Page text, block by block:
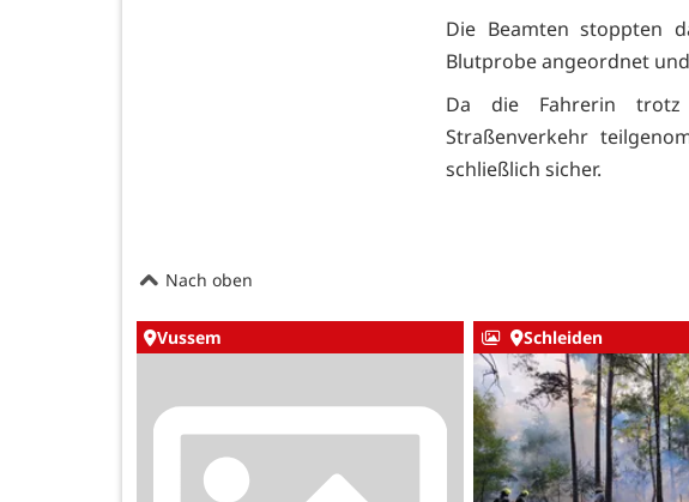
Die Beamten stoppten
Blutprobe angeordnet
Da die Fahrerin trotz
Straßenverkehr
schließlich sicher.
Nach oben
Vussem Schleiden